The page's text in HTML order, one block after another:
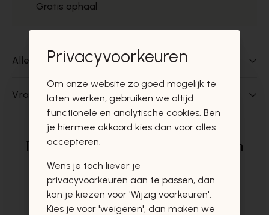
Gratis ophaal
Alles over dit product
Vragen over dit product?
Deze producten zullen u zeker en
vast ook interesseren
Privacyvoorkeuren
Om onze website zo goed mogelijk te
laten werken, gebruiken we altijd
functionele en analytische cookies. Ben
je hiermee akkoord kies dan voor alles
accepteren.
Wens je toch liever je
privacyvoorkeuren aan te passen, dan
kan je kiezen voor 'Wijzig voorkeuren'.
Kies je voor 'weigeren', dan maken we